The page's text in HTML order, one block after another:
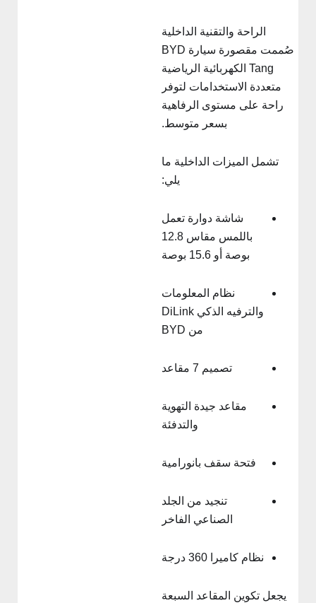
الراحة والتقنية الداخلية
صُممت مقصورة سيارة BYD
Tang الكهربائية الرياضية
متعددة الاستخدامات لتوفر
راحة على مستوى الرفاهية
بسعر متوسط.
تشمل الميزات الداخلية ما
شاشة دوارة تعمل
باللمس مقاس 12.8
بوصة أو 15.6 بوصة
نظام المعلومات
والترفيه الذكي DiLink
تصميم 7 مقاعد
مقاعد جيدة التهوية
والتدفئة
فتحة سقف بانورامية
تنجيد من الجلد
الصناعي الفاخر
نظام كاميرا 360 درجة
يجعل تكوين المقاعد السبعة